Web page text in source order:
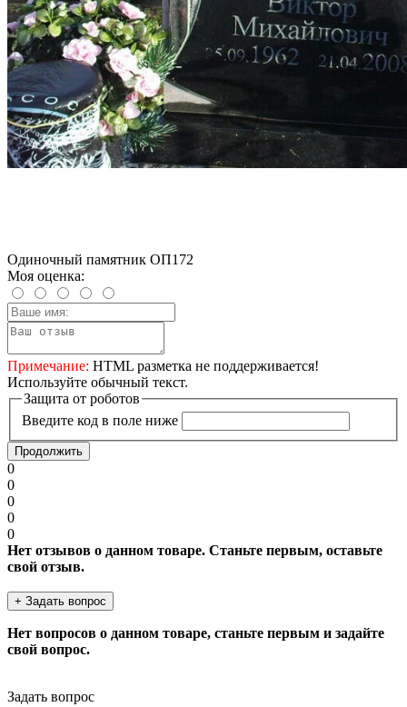
Одиночный памятник ОП172
Моя оценка:
Примечание: HTML разметка не поддерживается!
Используйте обычный текст.
Защита от роботов
Введите код в поле ниже
Продолжить
0
0
0
0
0
Нет отзывов о данном товаре. Станьте первым, оставьте
свой отзыв.
+ Задать вопрос
Нет вопросов о данном товаре, станьте первым и задайте
свой вопрос.
Задать вопрос